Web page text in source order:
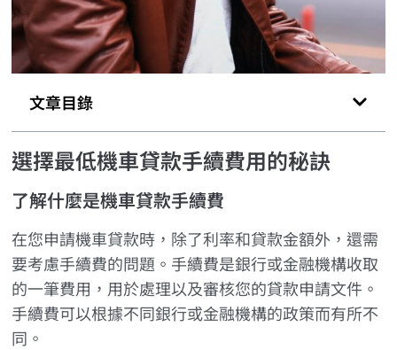
文章目錄
選擇最低機車貸款手續費用的秘訣
了解什麼是機車貸款手續費
在您申請機車貸款時，除了利率和貸款金額外，還需
要考慮手續費的問題。手續費是銀行或金融機構收取
的一筆費用，用於處理以及審核您的貸款申請文件。
手續費可以根據不同銀行或金融機構的政策而有所不
同。